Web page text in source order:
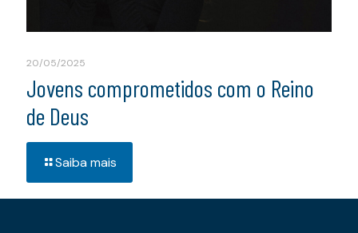
20/05/2025
Jovens comprometidos com o Reino
de Deus
Saiba mais